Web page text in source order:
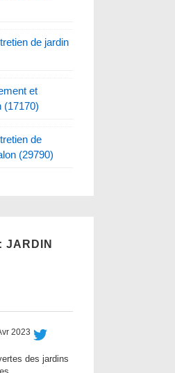
de jardin
et
(17170)
de
(29790)
JARDIN
2023
des jardins